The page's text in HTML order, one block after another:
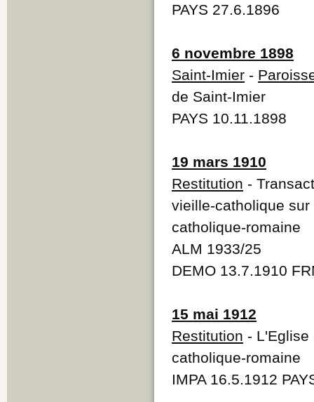
PAYS 27.6.1896
6 novembre 1898
Saint-Imier -
de Saint-Imier
PAYS 10.11.1898
19 mars 1910
Restitution -
vieille-catholique
catholique-romaine
ALM 1933/25
DEMO 13.7.1910
15 mai 1912
Restitution -
catholique-romaine
IMPA 16.5.1912